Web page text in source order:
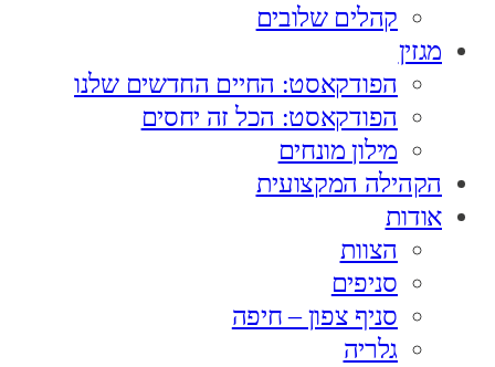
קהלים שלובים
מגזין
הפודקאסט: החיים החדשים שלנו
הפודקאסט: הכל זה יחסים
מילון מונחים
הקהילה המקצועית
אודות
הצוות
סניפים
סניף צפון – חיפה
גלריה